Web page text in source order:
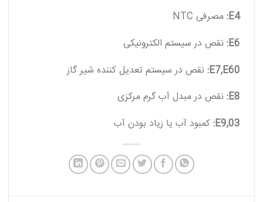
E4: مصرفی NTC
E6: نقص در سیستم الکترونیکی
E7,E60: نقص در سیستم تعدیل کننده شیر گاز
E8: نقص در مبدل آب گرم مرکزی
E9,03: کمبود آب یا زیاد بودن آب